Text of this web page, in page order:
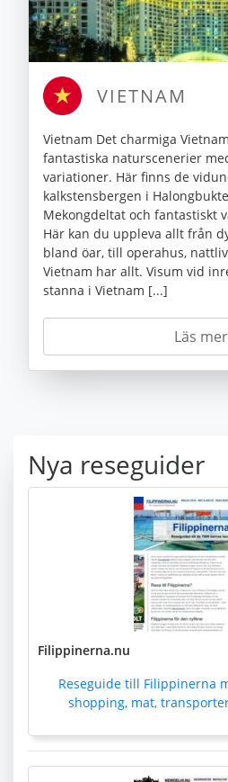
VIETNAM
Vietnam Det charmiga
fantastiska naturscenerier
variationer. Här finns de
kalkstensbergen i
Mekongdeltat och fantastiskt
Här kan du uppleva allt från
bland öar, till operahus,
Vietnam har allt. Visum vid
stanna i Vietnam [...]
Läs mer
Nya reseguider
Filippinerna.nu
Reseguide till Filippinerna
shopping, mat,